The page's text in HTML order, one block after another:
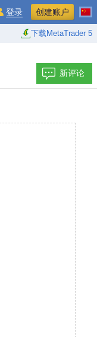
下载MetaTrader 5
登录 创建账户
新评论